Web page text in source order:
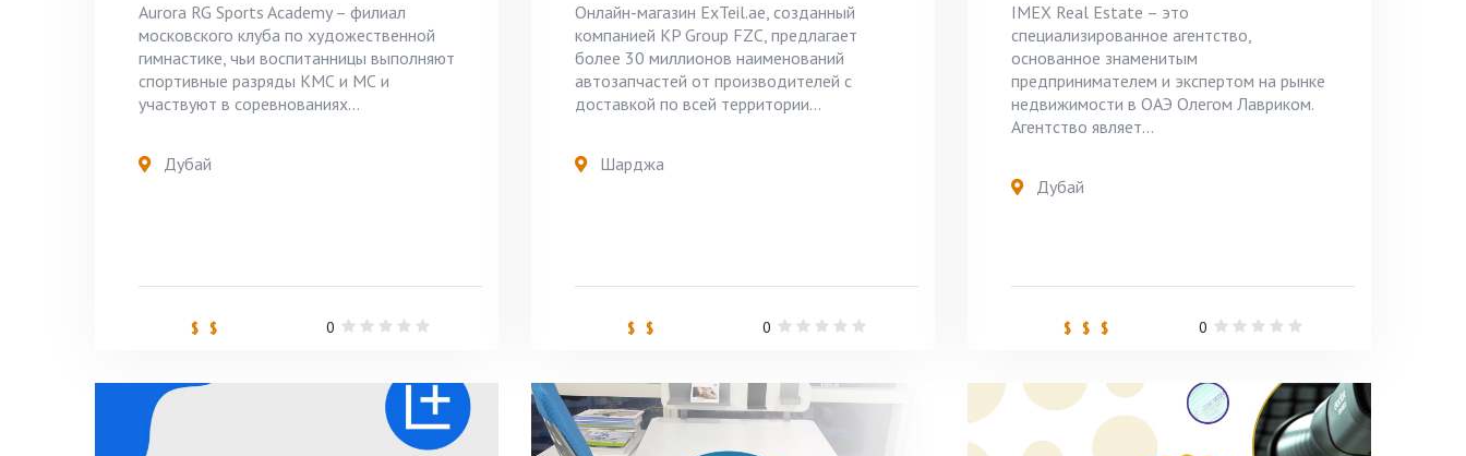
Aurora RG Sports Academy – филиал
московского клуба по художественной
гимнастике, чьи воспитанницы выполняют
спортивные разряды КМС и МС и
участвуют в соревнованиях...
Дубай
$ $ 0
Онлайн-магазин ExTeil.ae, созданный
компанией KP Group FZC, предлагает
более 30 миллионов наименований
автозапчастей от производителей с
доставкой по всей территории...
Шарджа
$ $ 0
IMEX Real Estate – это
специализированное агентство,
основанное знаменитым
предпринимателем и экспертом на рынке
недвижимости в ОАЭ Олегом Лавриком.
Агентство являет...
Дубай
$ $ $ 0